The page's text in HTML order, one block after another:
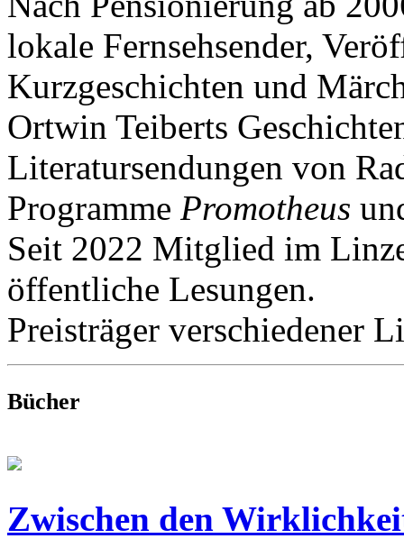
lokale Fernsehsender,
Kurzgeschichten und
Ortwin Teiberts
Literatursendungen von
Programme Promotheus
Seit 2022 Mitglied im
öffentliche Lesungen.
Preisträger verschiedener
Bücher
Zwischen den